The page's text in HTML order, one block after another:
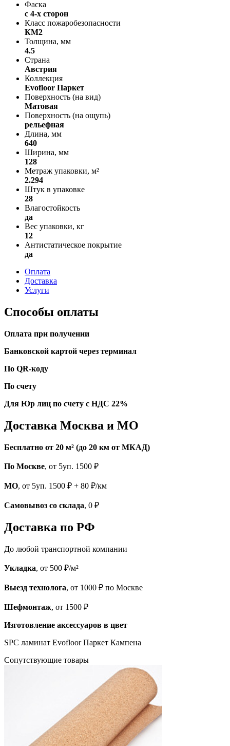
Фаска
с 4-х сторон
Класс пожаробезопасности
КМ2
Толщина, мм
4.5
Страна
Австрия
Коллекция
Evofloor Паркет
Поверхность (на вид)
Матовая
Поверхность (на ощупь)
рельефная
Длина, мм
640
Ширина, мм
128
Метраж упаковки, м²
2.294
Штук в упаковке
28
Влагостойкость
да
Вес упаковки, кг
12
Антистатическое покрытие
да
Оплата
Доставка
Услуги
Способы оплаты
Оплата при получении
Банковской картой через терминал
По QR-коду
По счету
Для Юр лиц по счету с НДС 22%
Доставка Москва и МО
Бесплатно от 20 м² (до 20 км от МКАД)
По Москве, от 5уп. 1500 ₽
МО, от 5уп. 1500 ₽ + 80 ₽/км
Самовывоз со склада, 0 ₽
Доставка по РФ
До любой транспортной компании
Укладка, от 500 ₽/м²
Выезд технолога, от 1000 ₽ по Москве
Шефмонтаж, от 1500 ₽
Изготовление аксессуаров в цвет
SPC ламинат Evofloor Паркет Кампена
Cопутствующие товары